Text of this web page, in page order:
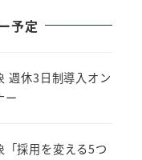
予定
週休3日制導入オン
ー
「採用を変える5つ